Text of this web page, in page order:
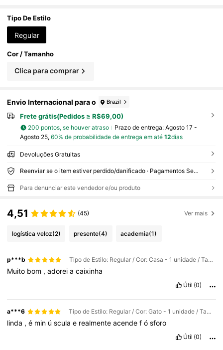
age para Uso Diário | Caixa Mini Multiuso, Adequ
ada para Viagens e Presentes
Tipo De Estilo
Regular
Cor / Tamanho
Clica para comprar
Envio Internacional para o Brazil
Frete grátis(Pedidos ≥ R$69,00)
200 pontos, se houver atraso Prazo de entrega: Agosto 17 -
Agosto 25, 60% de probabilidade de entrega em até 12dias
Devoluções Gratuitas
Reenviar se o item estiver perdido/danificado · Pagamentos Seguros · Proteção de privacidade
Para denunciar este vendedor e/ou produto
4,51 (45) Ver mais
logística veloz(2) presente(4) academia(1)
p***b Tipo de Estilo: Regular / Cor: Casa - 1 unidade / Tamanho: Tamanho Único
Muito bom ,adoreiacaixinha
Útil (0)
a***6 Tipo de Estilo: Regular / Cor: Gato - 1 unidade / Tamanho: Tamanho Único
linda ,é min úsculae realmenteacendefósforo
Útil (0)